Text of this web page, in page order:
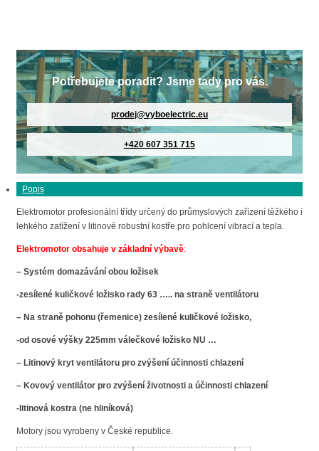
Potřebujete poradit? Jsme tady pro vás.
prodej@vyboelectric.eu
+420 607 351 715
Popis
Elektromotor profesionální třídy určený do průmyslových zařízení těžkého i
lehkého zatížení v litinové robustní kostře pro pohlcení vibrací a tepla.
Elektromotor obsahuje v základní výbavě:
– Systém domazávání obou ložisek
-zesílené kuličkové ložisko rady 63 ….. na straně ventilátoru
– Na straně pohonu (řemenice) zesílené kuličkové ložisko,
-od osové výšky 225mm válečkové ložisko NU …
– Litinový kryt ventilátoru pro zvýšení účinnosti chlazení
– Kovový ventilátor pro zvýšení životnosti a účinnosti chlazení
-litinová kostra (ne hliníková)
Motory jsou vyrobeny v České republice.